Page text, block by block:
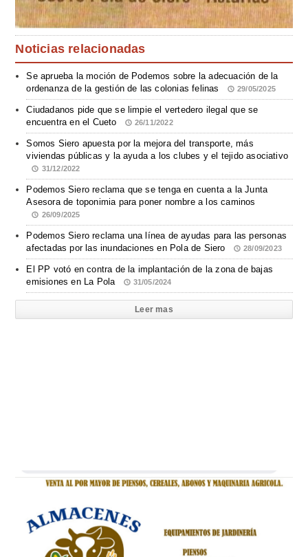
Noticias relacionadas
Se aprueba la moción de Podemos sobre la adecuación de la
ordenanza de la gestión de las colonias felinas
29/05/2025
Ciudadanos pide que se limpie el vertedero ilegal que se
encuentra en el Cueto
26/11/2022
Somos Siero apuesta por la mejora del transporte, más
viviendas públicas y la ayuda a los clubes y el tejido asociativo
31/12/2022
Podemos Siero reclama que se tenga en cuenta a la Junta
Asesora de toponimia para poner nombre a los caminos
26/09/2025
Podemos Siero reclama una línea de ayudas para las personas
afectadas por las inundaciones en Pola de Siero
28/09/2023
El PP votó en contra de la implantación de la zona de bajas
emisiones en La Pola
31/05/2024
Leer mas